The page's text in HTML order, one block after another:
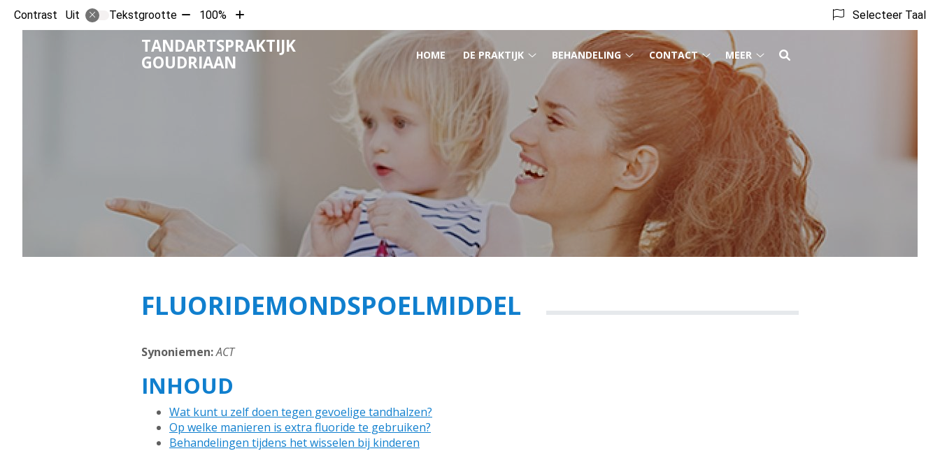
Contrast Uit Tekstgrootte Tekst
verkleinen
met
10%
100%
Tekst
vergroten
met
10%
Selecteer Taal
TANDARTSPRAKTIJK
GOUDRIAAN HOOFDMENU
HOME DE PRAKTIJK
praktijk
submenu
BEHANDELING
Behandeling
submenu
CONTACT
Contact
submenu
MEER
Meer
submenu
FLUORIDEMONDSPOELMIDDEL
Synoniemen:ACT
INHOUD
Wat kunt u zelf doen tegen gevoelige tandhalzen?
Op welke manieren is extra fluoride te gebruiken?
Behandelingen tijdens het wisselen bij kinderen